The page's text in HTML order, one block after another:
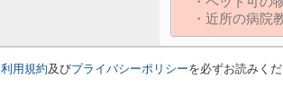
利用規約及びプライバシーポリシーを必ずお読みく